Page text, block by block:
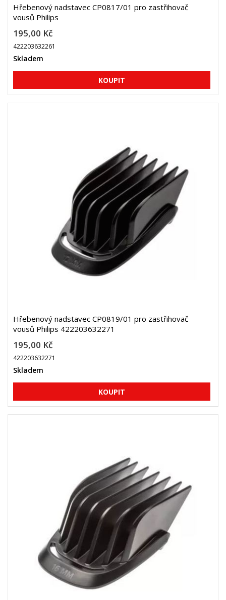
Hřebenový nadstavec CP0817/01 pro zastřihovač
vousů Philips
195,00 Kč
422203632261
Skladem
Hřebenový nadstavec CP0819/01 pro zastřihovač
vousů Philips 422203632271
195,00 Kč
422203632271
Skladem